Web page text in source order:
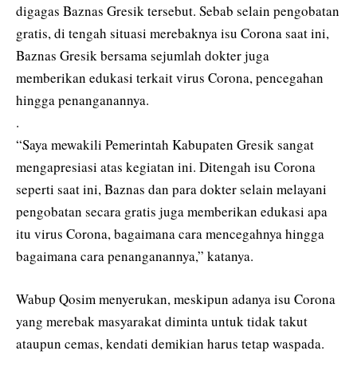
digagas Baznas Gresik tersebut. Sebab selain pengobatan
gratis, di tengah situasi merebaknya isu Corona saat ini,
Baznas Gresik bersama sejumlah dokter juga
memberikan edukasi terkait virus Corona, pencegahan
hingga penanganannya.
.
“Saya mewakili Pemerintah Kabupaten Gresik sangat
mengapresiasi atas kegiatan ini. Ditengah isu Corona
seperti saat ini, Baznas dan para dokter selain melayani
pengobatan secara gratis juga memberikan edukasi apa
itu virus Corona, bagaimana cara mencegahnya hingga
bagaimana cara penanganannya,” katanya.
Wabup Qosim menyerukan, meskipun adanya isu Corona
yang merebak masyarakat diminta untuk tidak takut
ataupun cemas, kendati demikian harus tetap waspada.